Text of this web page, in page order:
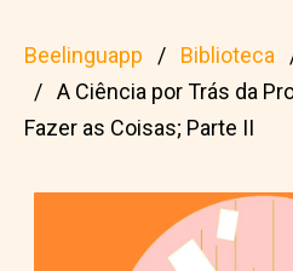
Beelinguapp Biblioteca
A Ciência por Trás da
Fazer as Coisas; Parte II